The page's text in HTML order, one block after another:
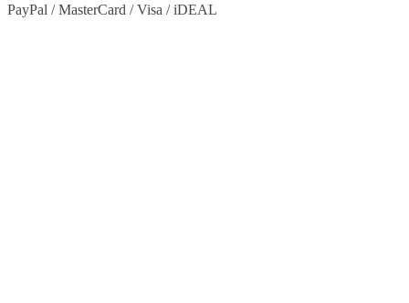
PayPal / MasterCard / Visa / iDEAL